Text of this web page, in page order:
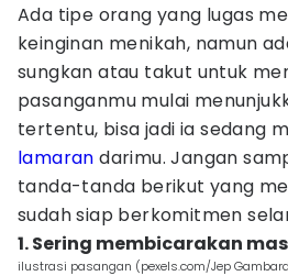
Ada tipe orang yang lugas
keinginan menikah, namun
sungkan atau takut untuk
pasanganmu mulai
tertentu, bisa jadi ia sedang
lamaran darimu. Jangan
tanda-tanda berikut yang
sudah siap berkomitmen
1. Sering membicarakan
ilustrasi pasangan (pexels.com/Jep